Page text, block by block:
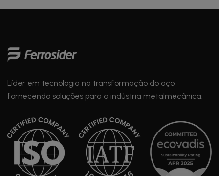
Líder em tecnologia na transformação do aço,
fornecendo soluções para a indústria metalmecânica.